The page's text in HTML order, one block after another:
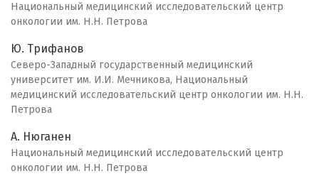
Национальный медицинский исследовательский центр
онкологии им. Н.Н. Петрова
Ю. Трифанов
Северо-Западный государственный медицинский
университет им. И.И. Мечникова, Национальный
медицинский исследовательский центр онкологии им. Н.Н.
Петрова
А. Нюганен
Национальный медицинский исследовательский центр
онкологии им. Н.Н. Петрова